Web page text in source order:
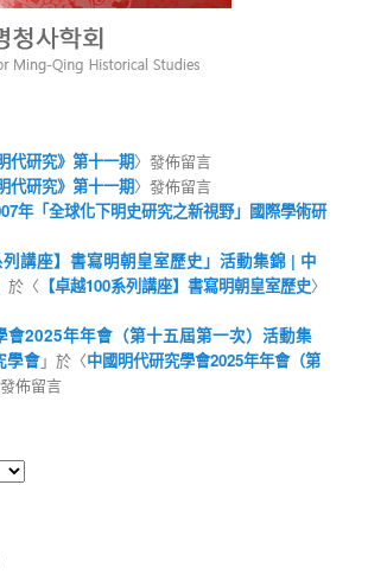
代研究》第十一期〉發佈留言
代研究》第十一期〉發佈留言
年「全球化下明史研究之新視野」國際學術研
列講座】書寫明朝皇室歷史」活動集錦 | 中
於〈 【卓越100系列講座】書寫明朝皇室歷史〉
會2025年年會（第十五屆第一次）活動集
學會」於〈中國明代研究學會2025年年會（第
佈留言